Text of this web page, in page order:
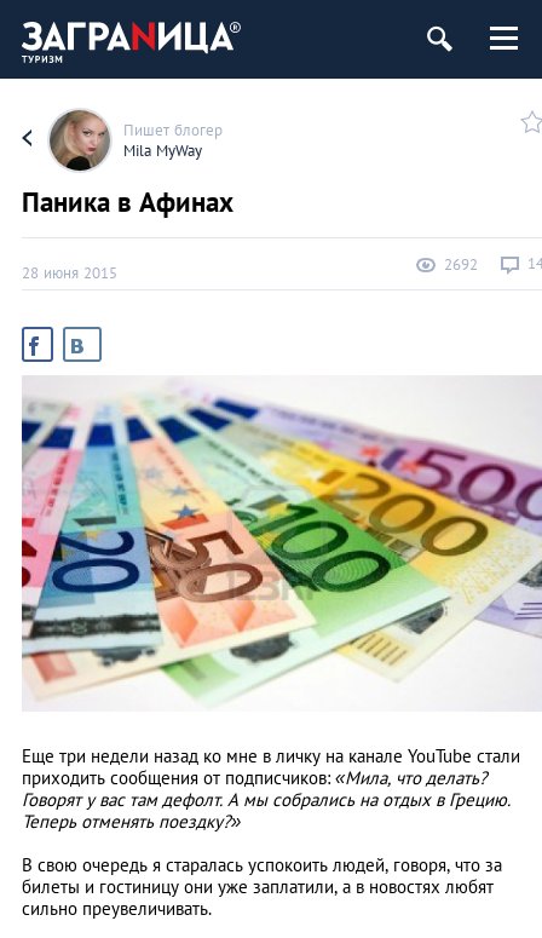
Пишет блогер
Mila MyWay
Паника в Афинах
28 июня 2015 2692
Еще три недели назад ко мне в личку на канале YouTube стали
приходить сообщения от подписчиков: «Мила, что делать?
Говорят у вас там дефолт. А мы собрались на отдых в Грецию.
Теперь отменять поездку?»
В свою очередь я старалась успокоить людей, говоря, что за
билеты и гостиницу они уже заплатили, а в новостях любят
сильно преувеличивать.